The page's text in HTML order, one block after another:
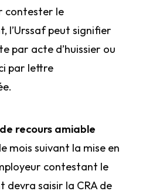
contester le
l’Urssaf peut signifier
par acte d’huissier ou
par lettre
recours amiable
mois suivant la mise en
contestant le
devra saisir la CRA de